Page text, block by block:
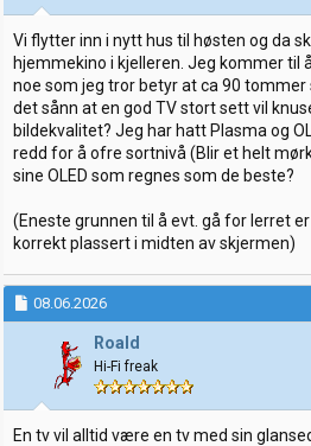
r
t
e
r
t
o
Vi flytter inn i nytt hus til høsten og da
hjemmekino i kjelleren. Jeg kommer til
noe som jeg tror betyr at ca 90
det sånn at en god TV stort sett vil
bildekvalitet? Jeg har hatt Plasma og
redd for å ofre sortnivå (Blir et helt
sine OLED som regnes som de beste?
(Eneste grunnen til å evt. gå for lerret
korrekt plassert i midten av skjermen)
08.06.2026
Roald
Hi-Fi freak
En tv vil alltid være en tv med sin